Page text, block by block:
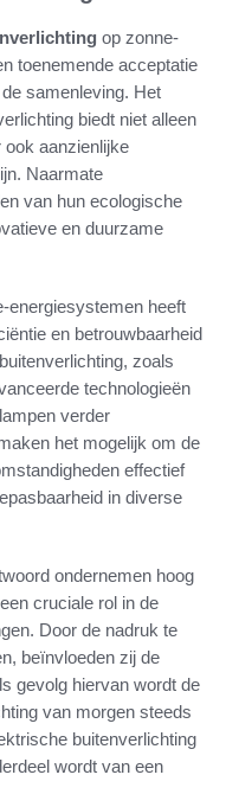
op zonne-
toenemende acceptatie
de samenleving. Het
biedt niet alleen
ook aanzienlijke
Naarmate
van hun ecologische
en duurzame
energiesystemen heeft
en betrouwbaarheid
zoals
technologieën
verder
het mogelijk om de
effectief
in diverse
ondernemen hoog
cruciale rol in de
Door de nadruk te
beïnvloeden zij de
gevolg hiervan wordt de
van morgen steeds
buitenverlichting
wordt van een